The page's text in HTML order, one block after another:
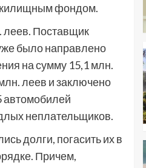
жилищным фондом.
леев. Поставщик
было направлено
на сумму 15,1 млн.
леев и заключено
автомобилей
неплательщиков.
долги, погасить их в
Причем,